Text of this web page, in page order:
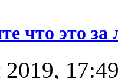
что это
2019,